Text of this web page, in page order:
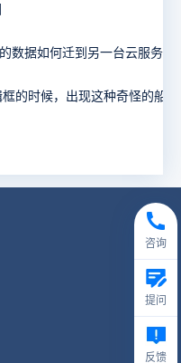
咨询
提问
反馈